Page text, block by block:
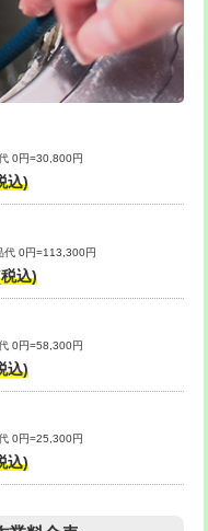
11,000円~
55,000円
66,000円
11,000円
22,000円
33,000円
22,000円+材料費
16,500円+材料費
11,000円+材料費
0円=30,800円
込)
代 0円=113,300円
込)
0円=58,300円
込)
0円=25,300円
込)